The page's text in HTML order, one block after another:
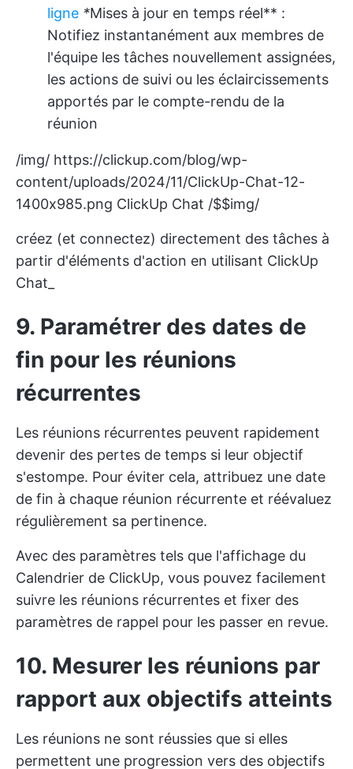
ligne *Mises à jour en temps réel** :
Notifiez instantanément aux membres de
l'équipe les tâches nouvellement assignées,
les actions de suivi ou les éclaircissements
apportés par le compte-rendu de la
réunion
/img/ https://clickup.com/blog/wp-
content/uploads/2024/11/ClickUp-Chat-12-
1400x985.png ClickUp Chat /$$img/
créez (et connectez) directement des tâches à
partir d'éléments d'action en utilisant ClickUp
Chat_
9. Paramétrer des dates de
fin pour les réunions
récurrentes
Les réunions récurrentes peuvent rapidement
devenir des pertes de temps si leur objectif
s'estompe. Pour éviter cela, attribuez une date
de fin à chaque réunion récurrente et réévaluez
régulièrement sa pertinence.
Avec des paramètres tels que l'affichage du
Calendrier de ClickUp, vous pouvez facilement
suivre les réunions récurrentes et fixer des
paramètres de rappel pour les passer en revue.
10. Mesurer les réunions par
rapport aux objectifs atteints
Les réunions ne sont réussies que si elles
permettent une progression vers des objectifs